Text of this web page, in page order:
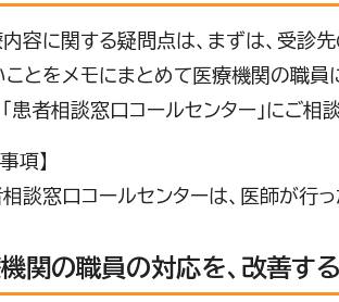
容に関する疑問点は、まずは、受診
ことをメモにまとめて医療機関の職員
患者相談窓口コールセンター」にご相
項】
談窓口コールセンターは、医師が行
関の職員の対応を、改善す